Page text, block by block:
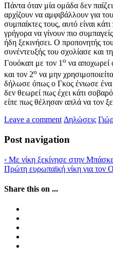
Πάντα όταν μία ομάδα δεν
αρχίζουν να αμφιβάλλουν για
συμπαίκτες τους, αυτό είναι
γρήγορα να γίνουν πιο
ήδη ξεκινήσει. Ο προπονητής
συνέντευξής του σχολίασε και
Γουόκαπ με τον 1 ο να αποχωρεί
και τον 2ο να μην
δήλωσε όπως ο Γκος ένιωσε ένα
δεν θεωρεί πως έχει κάτι
είπε πως θέλησαν απλά να τον
Leave a comment Δηλώσεις
Post navigation
‹ Με νίκη ξεκίνησε στην
Πρώτη ευρωπαϊκή νίκη για
Share this on ...